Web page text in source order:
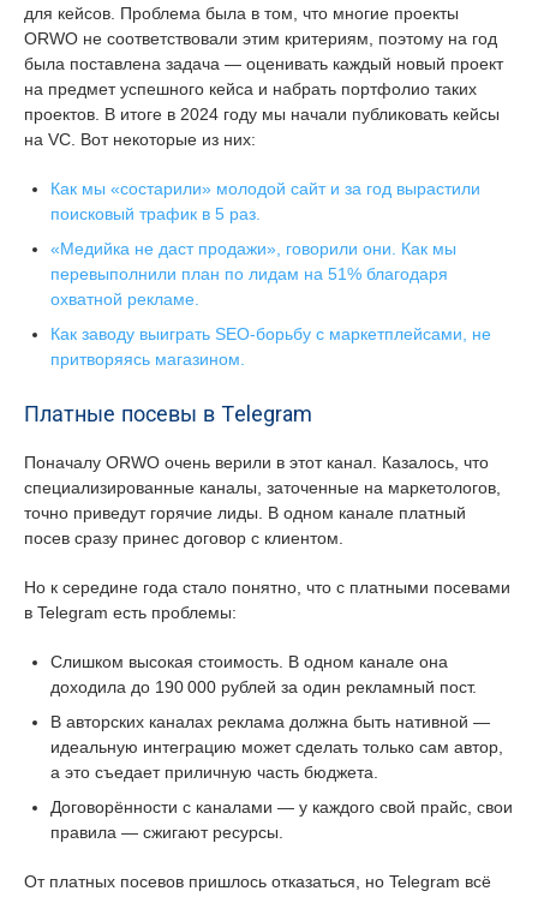
для кейсов. Проблема была в том, что многие проекты
ORWO не соответствовали этим критериям, поэтому на год
была поставлена задача — оценивать каждый новый проект
на предмет успешного кейса и набрать портфолио таких
проектов. В итоге в 2024 году мы начали публиковать кейсы
на VC. Вот некоторые из них:
Как мы «состарили» молодой сайт и за год вырастили
поисковый трафик в 5 раз.
«Медийка не даст продажи», говорили они. Как мы
перевыполнили план по лидам на 51% благодаря
охватной рекламе.
Как заводу выиграть SEO-борьбу с маркетплейсами, не
притворяясь магазином.
Платные посевы в Telegram
Поначалу ORWO очень верили в этот канал. Казалось, что
специализированные каналы, заточенные на маркетологов,
точно приведут горячие лиды. В одном канале платный
посев сразу принес договор с клиентом.
Но к середине года стало понятно, что с платными посевами
в Telegram есть проблемы:
Слишком высокая стоимость. В одном канале она
доходила до 190 000 рублей за один рекламный пост.
В авторских каналах реклама должна быть нативной —
идеальную интеграцию может сделать только сам автор,
а это съедает приличную часть бюджета.
Договорённости с каналами — у каждого свой прайс, свои
правила — сжигают ресурсы.
От платных посевов пришлось отказаться, но Telegram всё